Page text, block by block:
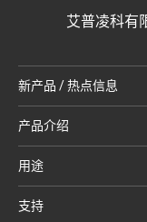
艾普凌科有
新产品 / 热点信息
产品介绍
用途
支持